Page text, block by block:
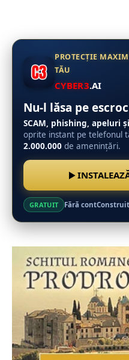
PROTECȚIE
TĂU
CYBER3.AI
Nu-l lăsa pe
SCAM, phishing, apeluri
oprite instant pe telefonul
2.000.000 de amenințări.
GRATUIT Fără cont